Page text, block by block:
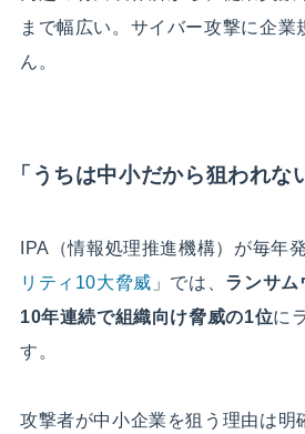
まで幅広い。サイバー攻撃に企業
ん。
「うちは中小だから狙われな
IPA（情報処理推進機構）が毎年
リティ10大脅威 」では、 ランサム
10年連続で組織向け脅威の1位に
す。
攻撃者が中小企業を狙う理由は明